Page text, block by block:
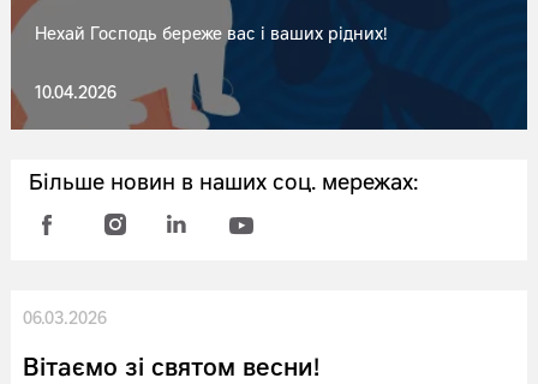
Нехай Господь береже вас і ваших рідних!
10.04.2026
Більше новин в наших соц. мережах:
06.03.2026
Вітаємо зі святом весни!